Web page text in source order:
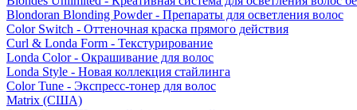
Blondoran Blonding Powder - Препараты для осветления волос
Color Switch - Оттеночная краска прямого действия
Curl & Londa Form - Текстурирование
Londa Color - Окрашивание для волос
Londa Style - Новая коллекция стайлинга
Color Tune - Экспресс-тонер для волос
Matrix (США)